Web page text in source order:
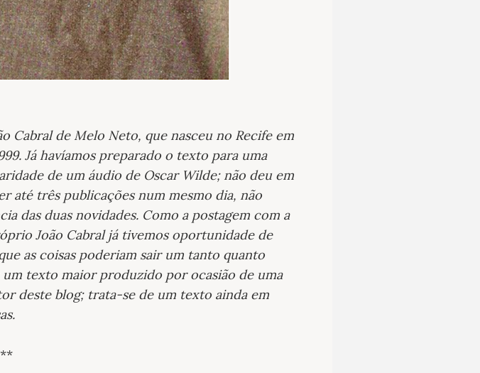
Cabral de Melo Neto, que nasceu no Recife em
Já havíamos preparado o texto para uma
de um áudio de Oscar Wilde; não deu em
até três publicações num mesmo dia, não
das duas novidades. Como a postagem com a
João Cabral já tivemos oportunidade de
as coisas poderiam sair um tanto quanto
texto maior produzido por ocasião de uma
deste blog; trata-se de um texto ainda em